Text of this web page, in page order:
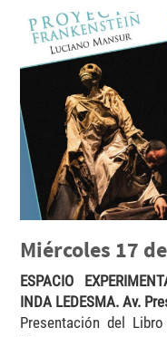
Miércoles 17
ESPACIO
INDA LEDESMA. Av.
Presentación del